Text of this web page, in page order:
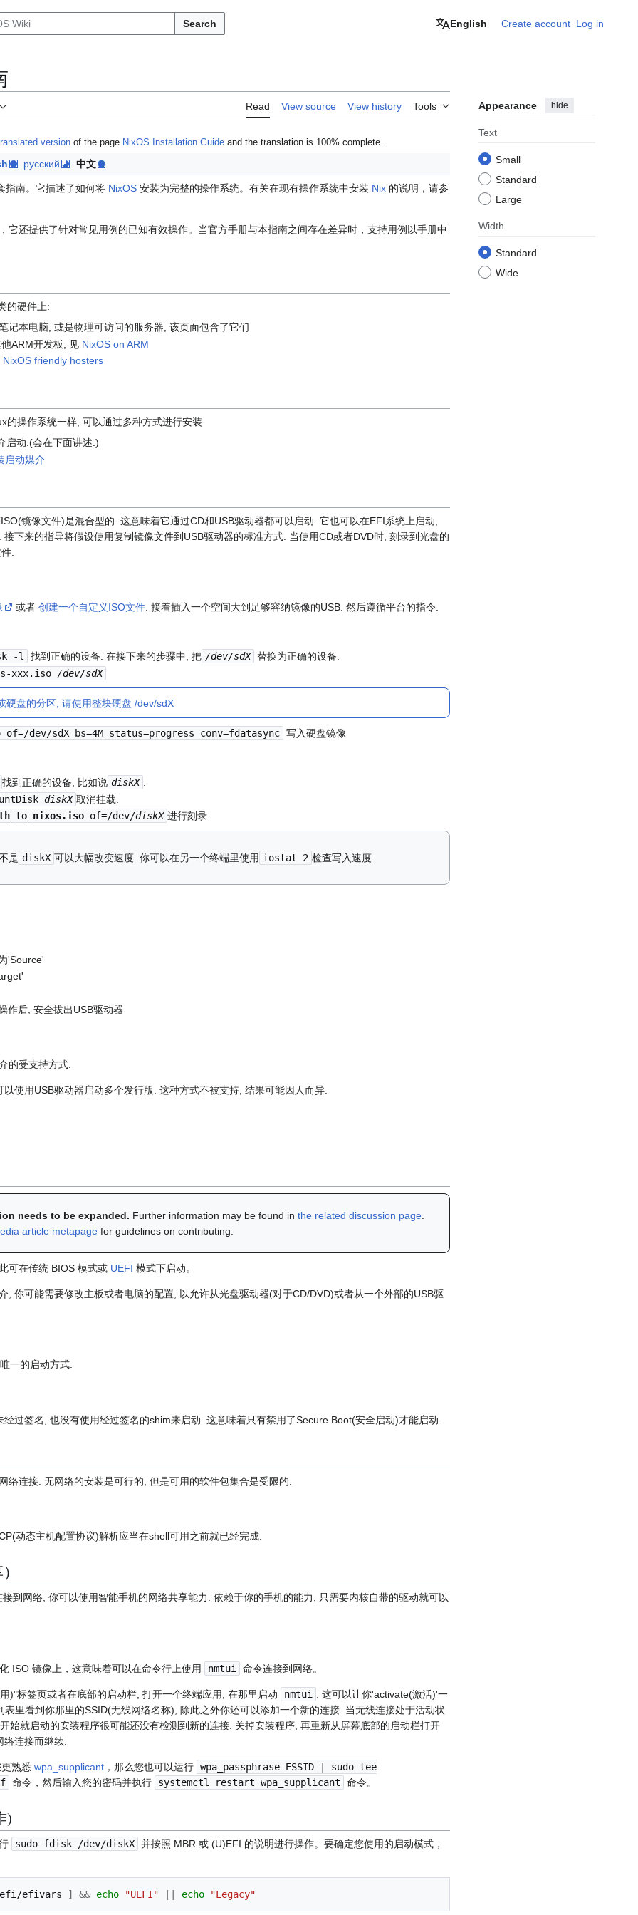
Search English Create account Log in
Read View source View history Tools Appearance hide
Text
Small
Standard
Large
Width
Standard
Wide
version of the page NixOS Installation Guide and the translation is 100% complete.
русский 中文
指南。它描述了如何将 NixOS 安装为完整的操作系统。有关在现有操作系统中安装 Nix 的说明，请参
它还提供了针对常见用例的已知有效操作。当官方手册与本指南之间存在差异时，支持用例以手册中
的硬件上:
记本电脑, 或是物理可访问的服务器, 该页面包含了它们
ARM开发板, 见 NixOS on ARM
NixOS friendly hosters
的操作系统一样, 可以通过多种方式进行安装.
启动.(会在下面讲述.)
启动媒介
镜像文件)是混合型的. 这意味着它通过CD和USB驱动器都可以启动. 它也可以在EFI系统上启动,
下来的指导将假设使用复制镜像文件到USB驱动器的标准方式. 当使用CD或者DVD时, 刻录到光盘的
.
或者 创建一个自定义ISO文件 . 接着插入一个空间大到足够容纳镜像的USB. 然后遵循平台的指令:
-l 找到正确的设备. 在接下来的步骤中, 把 /dev/sdX 替换为正确的设备.
xxx.iso /dev/sdX
硬盘的分区, 请使用整块硬盘 /dev/sdX
dev/sdX bs=4M status=progress conv=fdatasync 写入硬盘镜像
找到正确的设备, 比如说 diskX
diskX 取消挂载.
of=/dev/diskX 进行刻录
是 diskX 可以大幅改变速度. 你可以在另一个终端里使用 iostat 2 检查写入速度.
'Source'
作后, 安全拔出USB驱动器
的受支持方式.
使用USB驱动器启动多个发行版. 这种方式不被支持, 结果可能因人而异.
needs to be expanded. Further information may be found inthe related discussion page.
article metapage for guidelines on contributing.
可在传统 BIOS 模式或 UEFI 模式下启动。
, 你可能需要修改主板或者电脑的配置, 以允许从光盘驱动器(对于CD/DVD)或者从一个外部的USB驱
一的启动方式.
过签名, 也没有使用经过签名的shim来启动. 这意味着只有禁用了Secure Boot(安全启动)才能启动.
络连接. 无网络的安装是可行的, 但是可用的软件包集合是受限的.
动态主机配置协议)解析应当在shell可用之前就已经完成.
到网络, 你可以使用智能手机的网络共享能力. 依赖于你的手机的能力, 只需要内核自带的驱动就可以
ISO 镜像上，这意味着可以在命令行上使用 nmtui 命令连接到网络。
)"标签页或者在底部的启动栏, 打开一个终端应用, 在那里启动 nmtui
. 这可以让你'activate(激活)'一
里看到你那里的SSID(无线网络名称), 除此之外你还可以添加一个新的连接. 当无线连接处于活动状
始就启动的安装程序很可能还没有检测到新的连接. 关掉安装程序, 再重新从屏幕底部的启动栏打开
连接而继续.
熟悉 wpa_supplicant ，那么您也可以运行 wpa_passphrase ESSID | sudo tee
命令，然后输入您的密码并执行 systemctl restart wpa_supplicant 命令。
)
sudo fdisk /dev/diskX 并按照 MBR 或 (U)EFI 的说明进行操作。要确定您使用的启动模式，
efi/efivars ] && echo "UEFI" echo "Legacy"